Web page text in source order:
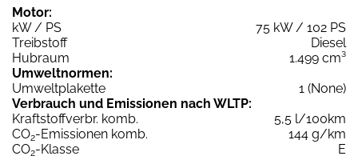
Motor:
kW / PS
75 kW / 102 PS
Treibstoff
Diesel
Hubraum
1.499 cm³
Umweltnormen:
Umweltplakette
1 (None)
Verbrauch und Emissionen nach WLTP:
Kraftstoffverbr. komb.
5,5 l/100km
CO2-Emissionen komb.
144 g/km
CO2-Klasse
E